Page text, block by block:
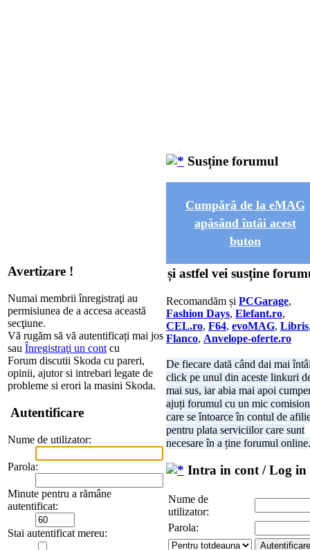
Avertizare !
Numai membrii înregistraţi au
permisiunea de a accesa această
secţiune.
Vă rugăm să vă autentificați mai jos
sau Înregistraţi un cont cu
Forum discutii Skoda cu pareri,
opinii, ajutor si intrebari legate de
probleme si erori la masini Skoda.
Autentificare
Nume de utilizator:
Parola:
Minute pentru a rămâne
autentificat:
Stai autentificat mereu:
Susține forumul
Cumpără de la eMAG
apăsând întâi acest
buton
și astfel vei susține
Recomandăm și PCGarage,
Fashion Days, Elefant.ro,
CEL.ro, F64, evoMAG, Libris
Flanco, Anvelope-oferte.ro
De fiecare dată când dai mai
click pe unul din aceste linkuri
mai sus, iar abia mai apoi
ajuți forumul cu un mic comision
care se întoarce în contul de
pentru plata serviciilor care sunt
necesare în a ține forumul online.
Intra in cont / Log in
Nume de
utilizator:
Parola: